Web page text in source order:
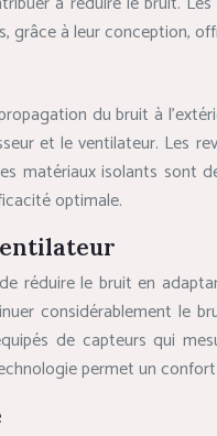
à leur conception,
du bruit à
et le ventilateur. Les
matériaux isolants sont
optimale.
réduire le bruit en
considérablement le
de capteurs qui
permet un